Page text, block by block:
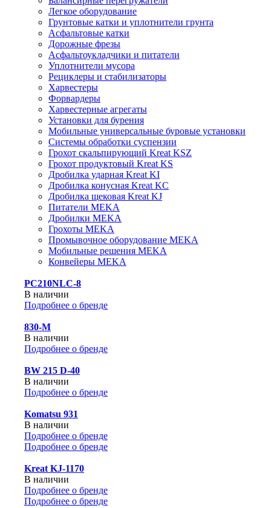
Легкое оборудование
Грунтовые катки и уплотнители грунта
Асфальтовые катки
Дорожные фрезы
Асфальтоукладчики и питатели
Уплотнители мусора
Рециклеры и стабилизаторы
Харвестеры
Форвардеры
Харвестерные агрегаты
Установки для бурения
Мобильные универсальные буровые установки
Системы обработки суспензии
Грохот скальпирующий Kreat KSZ
Грохот продуктовый Kreat KS
Дробилка ударная Kreat KI
Дробилка конусная Kreat KC
Дробилка щековая Kreat KJ
Питатели MEKA
Дробилки MEKA
Грохоты MEKA
Промывочное оборудование MEKA
Мобильные решения MEKA
Конвейеры MEKA
PC210NLC-8
В наличии
Подробнее о бренде
830-М
В наличии
Подробнее о бренде
BW 215 D-40
В наличии
Подробнее о бренде
Komatsu 931
В наличии
Подробнее о бренде
Подробнее о бренде
Kreat KJ-1170
В наличии
Подробнее о бренде
Подробнее о бренде